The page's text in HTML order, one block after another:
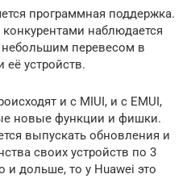
программная поддержка.
наблюдается
небольшим перевесом в
устройств.
и с MIUI, и с EMUI,
новые функции и фишки.
выпускать обновления и
своих устройств по 3
и дольше, то у Huawei это